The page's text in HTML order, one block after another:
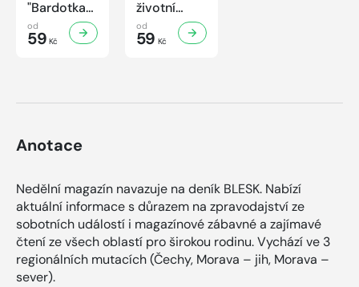
"Bardotka"
Jana
Brejchová
Mezi slávou
od
59 Kč
životní
příběh
sympaťáka
českého
od
59 Kč
Anotace
Nedělní magazín navazuje na deník BLESK. Nabízí
aktuální informace s důrazem na zpravodajství ze
sobotních událostí i magazínové zábavné a zajímavé
čtení ze všech oblastí pro širokou rodinu. Vychází ve 3
regionálních mutacích (Čechy, Morava – jih, Morava –
sever).